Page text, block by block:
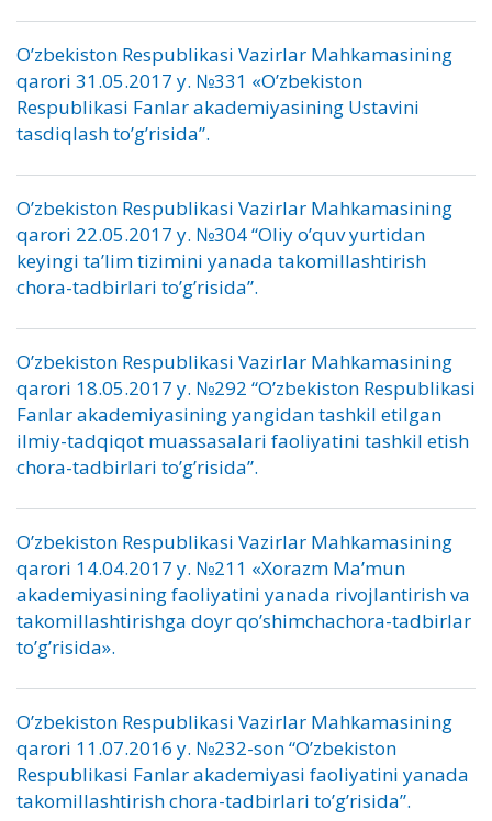
O’zbekiston Respublikasi Vazirlar Mahkamasining
qarori 31.05.2017 y. №331 «O’zbekiston
Respublikasi Fanlar akademiyasining Ustavini
tasdiqlash to’g’risida”.
O’zbekiston Respublikasi Vazirlar Mahkamasining
qarori 22.05.2017 y. №304 “Oliy o’quv yurtidan
keyingi ta’lim tizimini yanada takomillashtirish
chora-tadbirlari to’g’risida”.
O’zbekiston Respublikasi Vazirlar Mahkamasining
qarori 18.05.2017 y. №292 “O’zbekiston Respublikasi
Fanlar akademiyasining yangidan tashkil etilgan
ilmiy-tadqiqot muassasalari faoliyatini tashkil etish
chora-tadbirlari to’g’risida”.
O’zbekiston Respublikasi Vazirlar Mahkamasining
qarori 14.04.2017 y. №211 «Xorazm Ma’mun
akademiyasining faoliyatini yanada rivojlantirish va
takomillashtirishga doyr qo’shimchachora-tadbirlar
to’g’risida».
O’zbekiston Respublikasi Vazirlar Mahkamasining
qarori 11.07.2016 y. №232-son “O’zbekiston
Respublikasi Fanlar akademiyasi faoliyatini yanada
takomillashtirish chora-tadbirlari to’g’risida”.